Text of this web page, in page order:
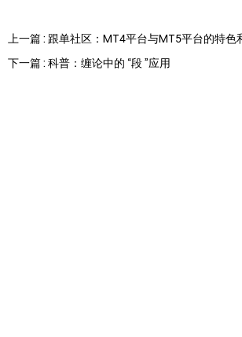
上一篇 : 跟单社区：MT4平台与MT5平台的特色
下一篇 : 科普：缠论中的 “段 ”应用